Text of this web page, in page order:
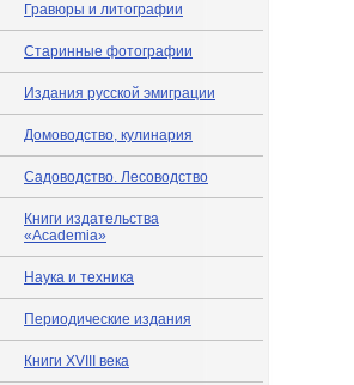
Гравюры и литографии
Старинные фотографии
Издания русской эмиграции
Домоводство, кулинария
Садоводство. Лесоводство
Книги издательства
«Academia»
Наука и техника
Периодические издания
Книги XVIII века